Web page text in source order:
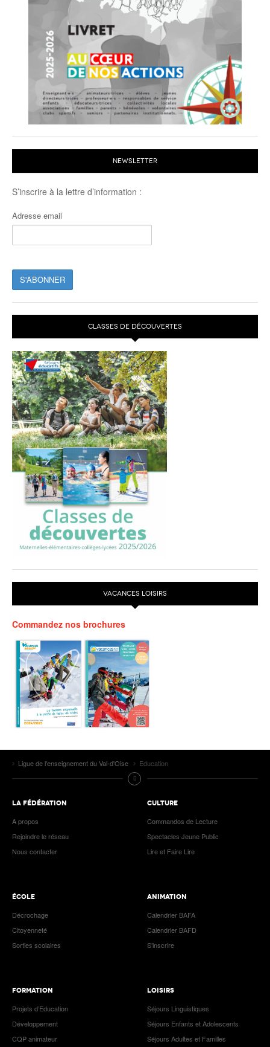
NEWSLETTER
S’inscrire à la lettre d’information :
Adresse email
CLASSES DE DÉCOUVERTES
VACANCES LOISIRS
Commandez nos brochures
Ligue de l'enseignement du Val-d'Oise Education
LA FÉDÉRATION
A propos
Rejoindre le réseau
Nous contacter
CULTURE
Commandos de Lecture
Spectacles Jeune Public
Lire et Faire Lire
ÉCOLE
Décrochage
Citoyenneté
Sorties scolaires
ANIMATION
Calendrier BAFA
Calendrier BAFD
S’inscrire
FORMATION
Projets d’Education
Développement
CQP animateur
LOISIRS
Séjours Linguistiques
Séjours Enfants et Adolescents
Séjours Adultes et Familles